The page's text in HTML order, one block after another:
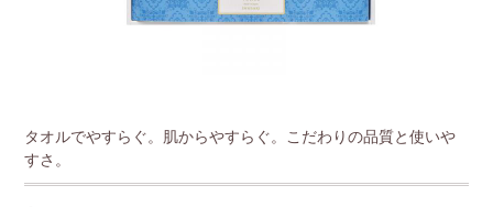
タオルでやすらぐ。肌からやすらぐ。こだわりの品質と使いや
すさ。